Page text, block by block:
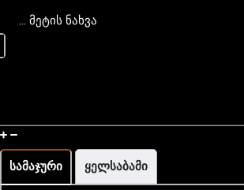
... მეტის ნახვა
სამაჯური ყელსაბამი